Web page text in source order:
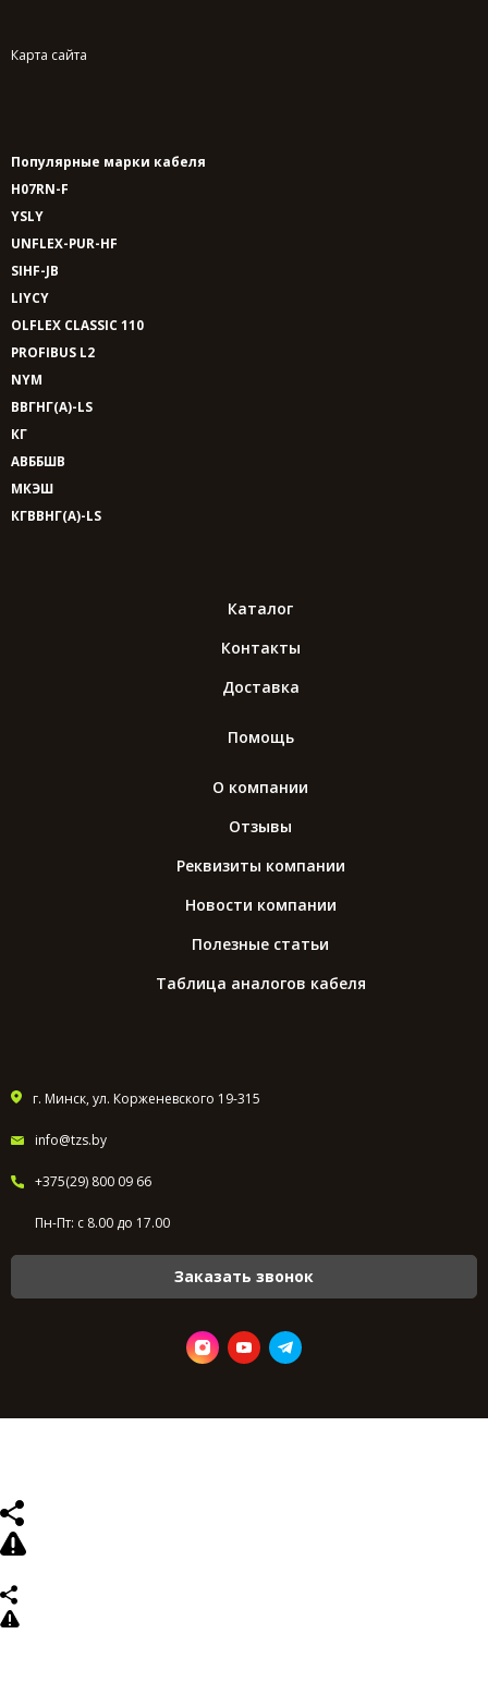
Карта сайта
Популярные марки кабеля
H07RN-F
YSLY
UNFLEX-PUR-HF
SIHF-JB
LIYCY
OLFLEX CLASSIC 110
PROFIBUS L2
NYM
ВВГНГ(A)-LS
КГ
АВББШВ
МКЭШ
КГВВНГ(A)-LS
Каталог
Контакты
Доставка
Помощь
О компании
Отзывы
Реквизиты компании
Новости компании
Полезные статьи
Таблица аналогов кабеля
г. Минск, ул. Корженевского 19-315
info@tzs.by
+375(29) 800 09 66
Пн-Пт: с 8.00 до 17.00
Заказать звонок